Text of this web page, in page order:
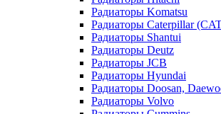
Радиаторы Komatsu
Радиаторы Caterpillar
Радиаторы Shantui
Радиаторы Deutz
Радиаторы JCB
Радиаторы Hyundai
Радиаторы Doosan,
Радиаторы Volvo